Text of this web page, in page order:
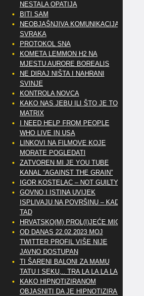
NESTALA OPATIJA
BITI SAM
NEOBJAŠNJIVA KOMUNIKACIJA
SVRAKA
PROTOKOL SNA
KOMETA LEMMON H2 NA
MJESTU AURORE BOREALIS
NE DIRAJ NIŠTA I NAHRANI
SVINJE
KONTROLA NOVCA
KAKO NAS JEBU ILI ŠTO JE TO
MATRIX
I NEED HELP FROM PEOPLE
WHO LIVE IN USA
LINKOVI NA FILMOVE KOJE
MORATE POGLEDATI
ZATVOREN MI JE YOU TUBE
KANAL “AGAINST THE GRAIN”
IGOR KOSTELAC – NOT GUILTY
GOVNO I ISTINA UVIJEK
ISPLIVAJU NA POVRŠINU – KAD
TAD
HRVATSKO(M) PROL(I)JEĆE MIG
OD DANAS 22.02.2023 MOJ
TWITTER PROFIL VIŠE NIJE
JAVNO DOSTUPAN
TI ŠARENI BALONI ZA MAMU
TATU I SEKU,.. TRA LA LA LA LA
KAKO HIPNOTIZIRANOM
OBJASNITI DA JE HIPNOTIZIRAN